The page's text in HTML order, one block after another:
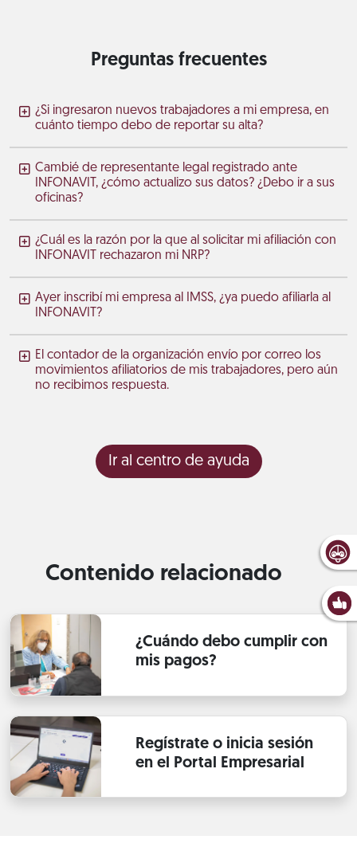
Preguntas frecuentes
¿Si ingresaron nuevos trabajadores a mi empresa, en
cuánto tiempo debo de reportar su alta?
Cambié de representante legal registrado ante
INFONAVIT, ¿cómo actualizo sus datos? ¿Debo ir a sus
oficinas?
¿Cuál es la razón por la que al solicitar mi afiliación con
INFONAVIT rechazaron mi NRP?
Ayer inscribí mi empresa al IMSS, ¿ya puedo afiliarla al
INFONAVIT?
El contador de la organización envío por correo los
movimientos afiliatorios de mis trabajadores, pero aún
no recibimos respuesta.
Ir al centro de ayuda
Contenido relacionado
¿Cuándo debo cumplir con
mis pagos?
Regístrate o inicia sesión
en el Portal Empresarial